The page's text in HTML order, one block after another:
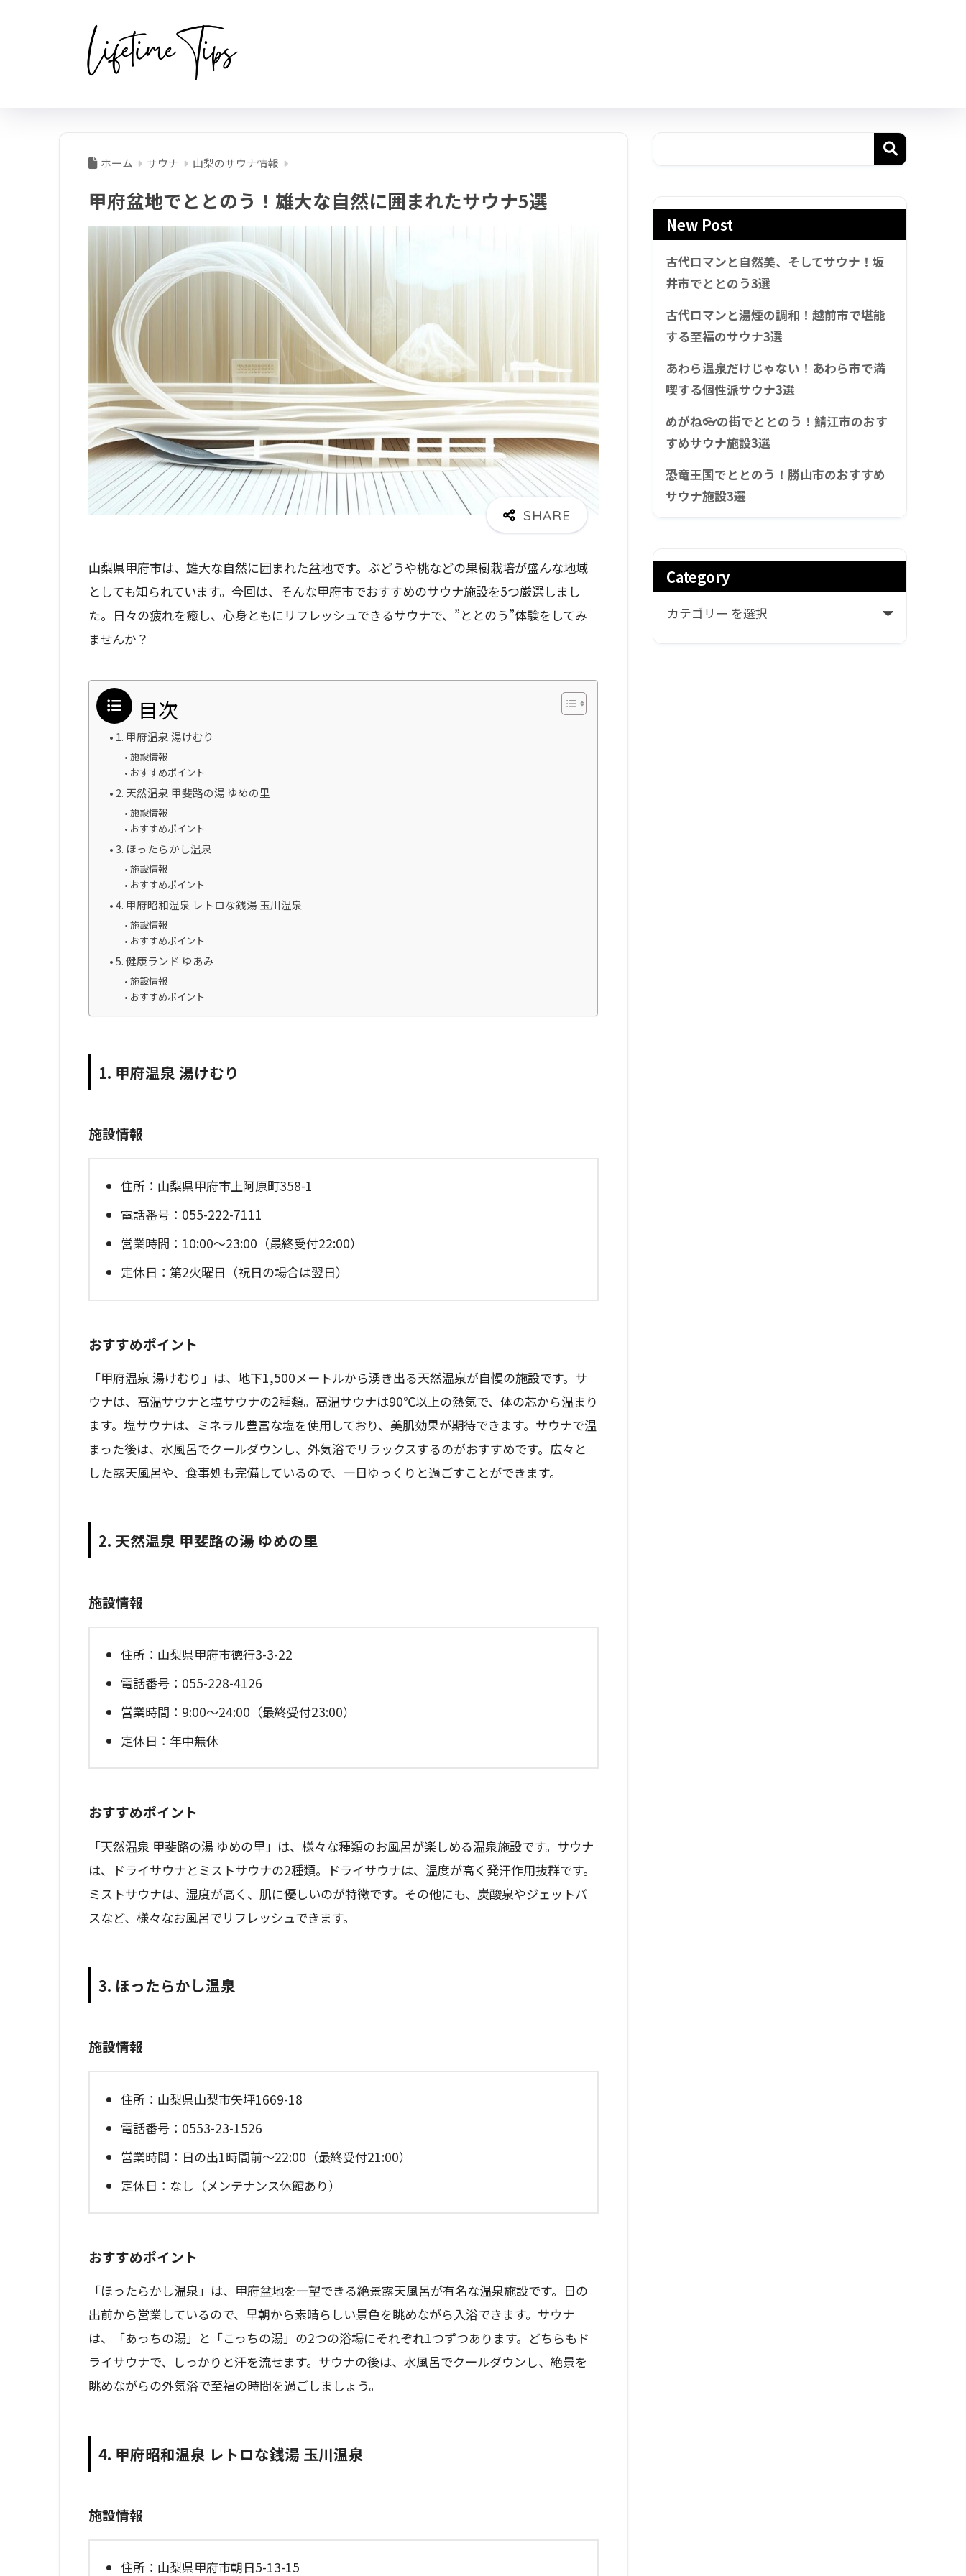
ホーム サウナ 山梨のサウナ情報
甲府盆地でととのう！雄大な自然に囲まれたサウナ5選
山梨県甲府市は、雄大な自然に囲まれた盆地です。ぶどうや桃などの果樹栽培が盛んな地域
としても知られています。今回は、そんな甲府市でおすすめのサウナ施設を5つ厳選しまし
た。日々の疲れを癒し、心身ともにリフレッシュできるサウナで、”ととのう”体験をしてみ
ませんか？
目次
1. 甲府温泉 湯けむり
施設情報
おすすめポイント
2. 天然温泉 甲斐路の湯 ゆめの里
施設情報
おすすめポイント
3. ほったらかし温泉
施設情報
おすすめポイント
4. 甲府昭和温泉 レトロな銭湯 玉川温泉
施設情報
おすすめポイント
5. 健康ランド ゆあみ
施設情報
おすすめポイント
1. 甲府温泉 湯けむり
施設情報
住所：山梨県甲府市上阿原町358-1
電話番号：055-222-7111
営業時間：10:00～23:00（最終受付22:00）
定休日：第2火曜日（祝日の場合は翌日）
おすすめポイント
「甲府温泉 湯けむり」は、地下1,500メートルから湧き出る天然温泉が自慢の施設です。サ
ウナは、高温サウナと塩サウナの2種類。高温サウナは90℃以上の熱気で、体の芯から温まり
ます。塩サウナは、ミネラル豊富な塩を使用しており、美肌効果が期待できます。サウナで温
まった後は、水風呂でクールダウンし、外気浴でリラックスするのがおすすめです。広々と
した露天風呂や、食事処も完備しているので、一日ゆっくりと過ごすことができます。
2. 天然温泉 甲斐路の湯 ゆめの里
施設情報
住所：山梨県甲府市徳行3-3-22
電話番号：055-228-4126
営業時間：9:00～24:00（最終受付23:00）
定休日：年中無休
おすすめポイント
「天然温泉 甲斐路の湯 ゆめの里」は、様々な種類のお風呂が楽しめる温泉施設です。サウナ
は、ドライサウナとミストサウナの2種類。ドライサウナは、温度が高く発汗作用抜群です。
ミストサウナは、湿度が高く、肌に優しいのが特徴です。その他にも、炭酸泉やジェットバ
スなど、様々なお風呂でリフレッシュできます。
3. ほったらかし温泉
施設情報
住所：山梨県山梨市矢坪1669-18
電話番号：0553-23-1526
営業時間：日の出1時間前～22:00（最終受付21:00）
定休日：なし（メンテナンス休館あり）
おすすめポイント
「ほったらかし温泉」は、甲府盆地を一望できる絶景露天風呂が有名な温泉施設です。日の
出前から営業しているので、早朝から素晴らしい景色を眺めながら入浴できます。サウナ
は、「あっちの湯」と「こっちの湯」の2つの浴場にそれぞれ1つずつあります。どちらもド
ライサウナで、しっかりと汗を流せます。サウナの後は、水風呂でクールダウンし、絶景を
眺めながらの外気浴で至福の時間を過ごしましょう。
4. 甲府昭和温泉 レトロな銭湯 玉川温泉
施設情報
住所：山梨県甲府市朝日5-13-15
New Post
古代ロマンと自然美、そしてサウナ！坂
井市でととのう3選
古代ロマンと湯煙の調和！越前市で堪能
する至福のサウナ3選
あわら温泉だけじゃない！あわら市で満
喫する個性派サウナ3選
めがね👓の街でととのう！鯖江市のおす
すめサウナ施設3選
恐竜王国でととのう！勝山市のおすすめ
サウナ施設3選
Category